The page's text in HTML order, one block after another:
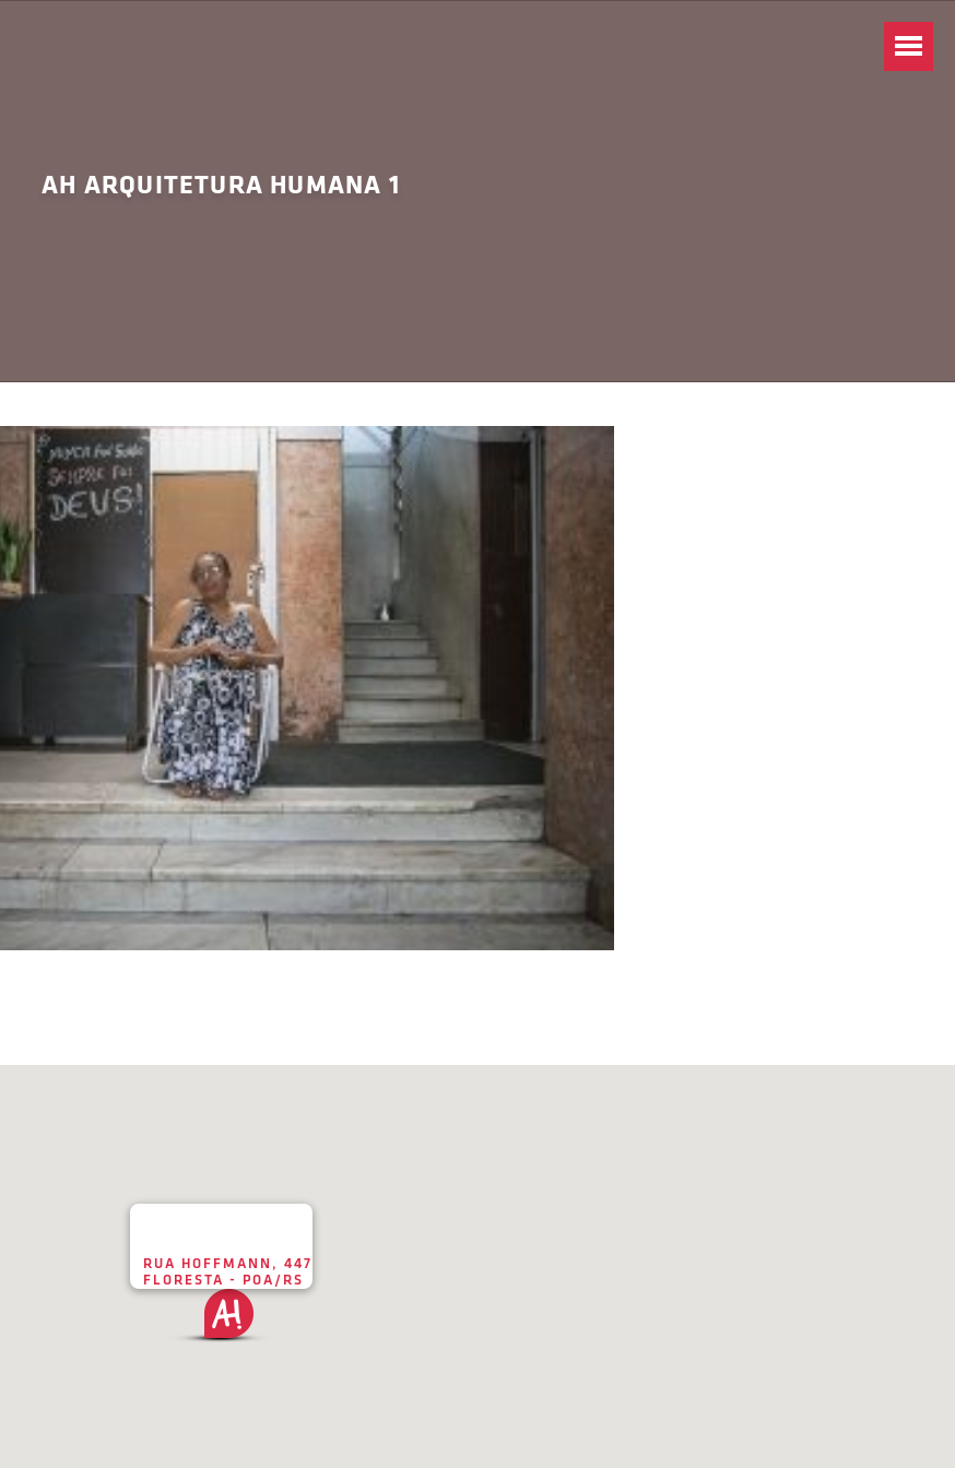
AH ARQUITETURA HUMANA 1
RUA HOFFMANN, 447
FLORESTA - POA/RS